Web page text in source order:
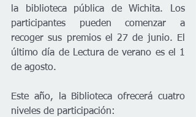
la biblioteca pública de Wichita. Los
participantes pueden comenzar a
recoger sus premios el 27 de junio. El
último día de Lectura de verano es el 1
de agosto.
Este año, la Biblioteca ofrecerá cuatro
niveles de participación: